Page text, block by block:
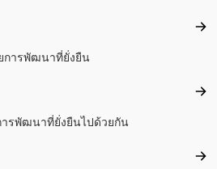
การพัฒนาที่ยั่งยืน
ลง
ารพัฒนาที่ยั่งยืนไปด้วยกัน
เรื่อ